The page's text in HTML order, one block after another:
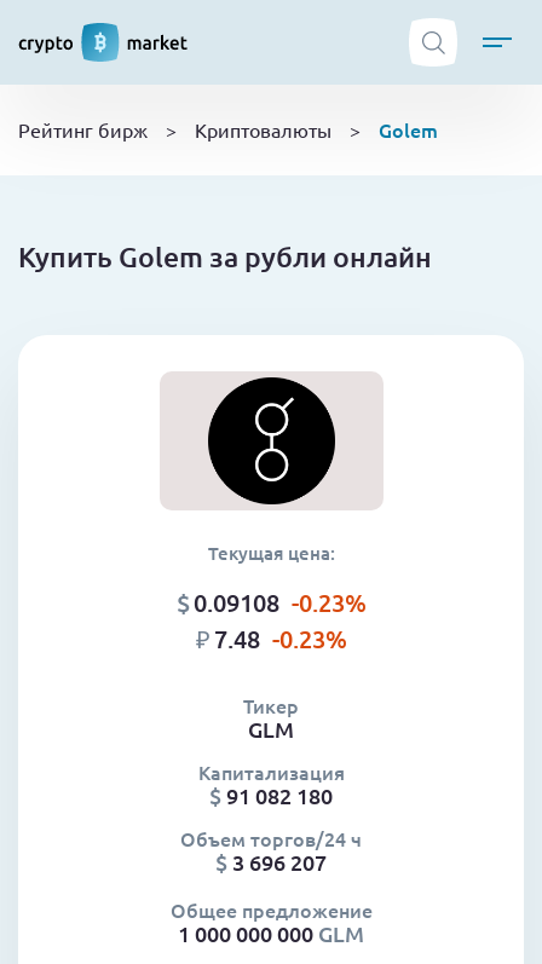
ТОП криптобирж
Криптовалюты
Кошельки
Новости
Рейтинг бирж > Криптовалюты > Golem
Купить Golem за рубли онлайн
Текущая цена:
$0.09108 -0.23%
₽7.48 -0.23%
Тикер
GLM
Капитализация
$91 082 180
Объем торгов/24 ч
$ 3 696 207
Общее предложение
1 000 000 000 GLM